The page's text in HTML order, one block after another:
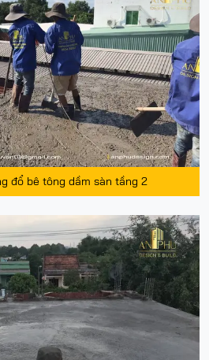
đổ bê tông dầm sàn tầng 2